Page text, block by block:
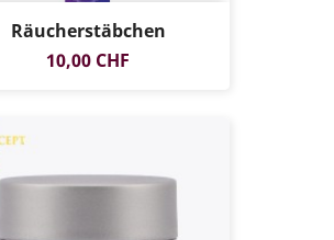
Räucherstäbchen
Preis
10,00 CHF